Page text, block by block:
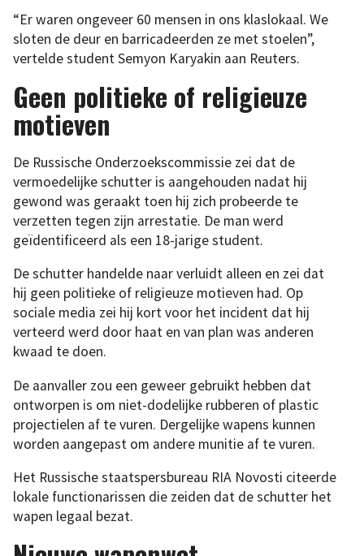
“Er waren ongeveer 60 mensen in ons klaslokaal. We
sloten de deur en barricadeerden ze met stoelen”,
vertelde student Semyon Karyakin aan Reuters.
Geen politieke of religieuze
motieven
De Russische Onderzoekscommissie zei dat de
vermoedelijke schutter is aangehouden nadat hij
gewond was geraakt toen hij zich probeerde te
verzetten tegen zijn arrestatie. De man werd
geïdentificeerd als een 18-jarige student.
De schutter handelde naar verluidt alleen en zei dat
hij geen politieke of religieuze motieven had. Op
sociale media zei hij kort voor het incident dat hij
verteerd werd door haat en van plan was anderen
kwaad te doen.
De aanvaller zou een geweer gebruikt hebben dat
ontworpen is om niet-dodelijke rubberen of plastic
projectielen af te vuren. Dergelijke wapens kunnen
worden aangepast om andere munitie af te vuren.
Het Russische staatspersbureau RIA Novosti citeerde
lokale functionarissen die zeiden dat de schutter het
wapen legaal bezat.